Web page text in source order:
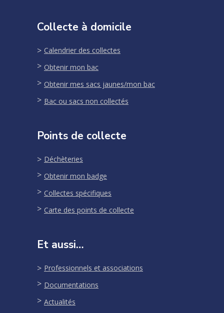
Collecte à domicile
Calendrier des collectes
Obtenir mon bac
Obtenir mes sacs jaunes/mon bac
Bac ou sacs non collectés
Points de collecte
Déchèteries
Obtenir mon badge
Collectes spécifiques
Carte des points de collecte
Et aussi…
Professionnels et associations
Documentations
Actualités